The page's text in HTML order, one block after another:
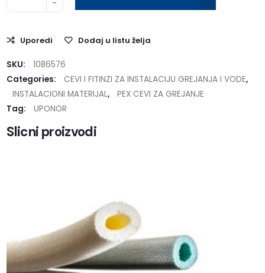
Uporedi Dodaj u listu želja
SKU:
1086576
Categories:
CEVI I FITINZI ZA INSTALACIJU GREJANJA I VODE,
INSTALACIONI MATERIJAL,
PEX CEVI ZA GREJANJE
Tag:
UPONOR
Slicni proizvodi